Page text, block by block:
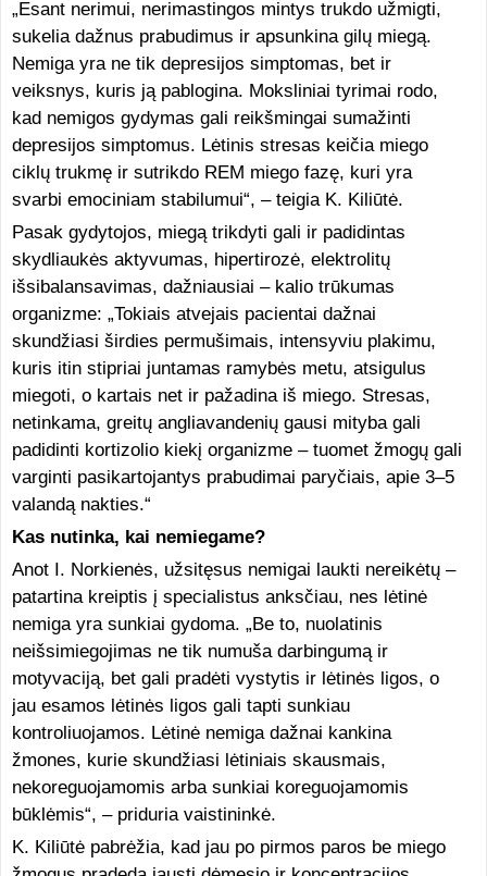
„Esant nerimui, nerimastingos mintys trukdo užmigti,
sukelia dažnus prabudimus ir apsunkina gilų miegą.
Nemiga yra ne tik depresijos simptomas, bet ir
veiksnys, kuris ją pablogina. Moksliniai tyrimai rodo,
kad nemigos gydymas gali reikšmingai sumažinti
depresijos simptomus. Lėtinis stresas keičia miego
ciklų trukmę ir sutrikdo REM miego fazę, kuri yra
svarbi emociniam stabilumui“, – teigia K. Kiliūtė.
Pasak gydytojos, miegą trikdyti gali ir padidintas
skydliaukės aktyvumas, hipertirozė, elektrolitų
išsibalansavimas, dažniausiai – kalio trūkumas
organizme: „Tokiais atvejais pacientai dažnai
skundžiasi širdies permušimais, intensyviu plakimu,
kuris itin stipriai juntamas ramybės metu, atsigulus
miegoti, o kartais net ir pažadina iš miego. Stresas,
netinkama, greitų angliavandenių gausi mityba gali
padidinti kortizolio kiekį organizme – tuomet žmogų gali
varginti pasikartojantys prabudimai paryčiais, apie 3–5
valandą nakties.“
Kas nutinka, kai nemiegame?
Anot I. Norkienės, užsitęsus nemigai laukti nereikėtų –
patartina kreiptis į specialistus anksčiau, nes lėtinė
nemiga yra sunkiai gydoma. „Be to, nuolatinis
neišsimiegojimas ne tik numuša darbingumą ir
motyvaciją, bet gali pradėti vystytis ir lėtinės ligos, o
jau esamos lėtinės ligos gali tapti sunkiau
kontroliuojamos. Lėtinė nemiga dažnai kankina
žmones, kurie skundžiasi lėtiniais skausmais,
nekoreguojamomis arba sunkiai koreguojamomis
būklėmis“, – priduria vaistininkė.
K. Kiliūtė pabrėžia, kad jau po pirmos paros be miego